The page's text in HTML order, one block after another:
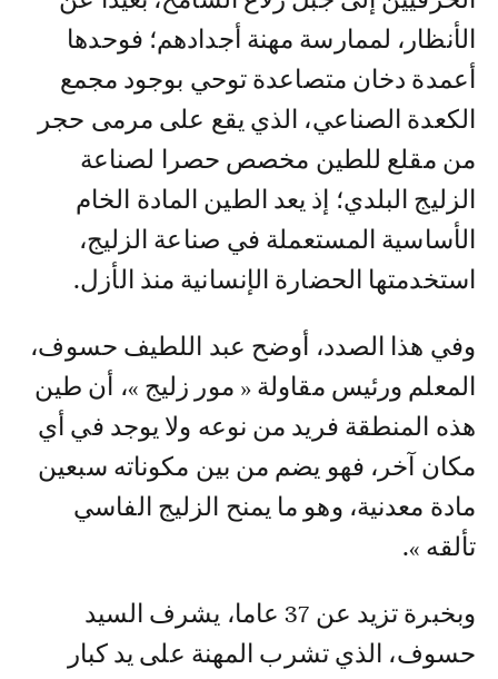
الأنظار، لممارسة مهنة أجدادهم؛ فوحدها
أعمدة دخان متصاعدة توحي بوجود مجمع
الكعدة الصناعي، الذي يقع على مرمى حجر
من مقلع للطين مخصص حصرا لصناعة
الزليج البلدي؛ إذ يعد الطين المادة الخام
الأساسية المستعملة في صناعة الزليج،
استخدمتها الحضارة الإنسانية منذ الأزل.
وفي هذا الصدد، أوضح عبد اللطيف حسوف،
المعلم ورئيس مقاولة « مور زليج »، أن طين
هذه المنطقة فريد من نوعه ولا يوجد في أي
مكان آخر، فهو يضم من بين مكوناته سبعين
مادة معدنية، وهو ما يمنح الزليج الفاسي
تألقه ».
وبخبرة تزيد عن 37 عاما، يشرف السيد
حسوف، الذي تشرب المهنة على يد كبار